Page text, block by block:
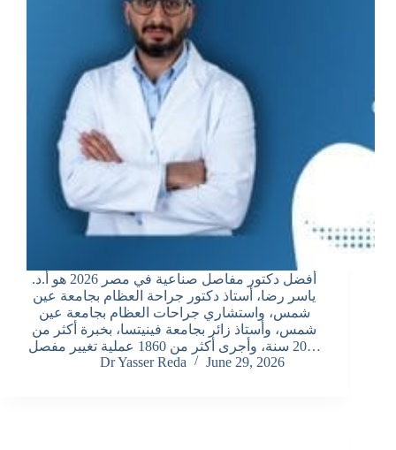
أفضل دكتور مفاصل صناعية في مصر 2026 هو أ.د.
ياسر رضا، أستاذ دكتور جراحة العظام بجامعة عين
شمس، واستشاري جراحات العظام بجامعة عين
شمس، وأستاذ زائر بجامعة فينيتسا، بخبرة أكثر من
20 سنة، وأجرى أكثر من 1860 عملية تغيير مفصل…
Dr Yasser Reda
June 29, 2026